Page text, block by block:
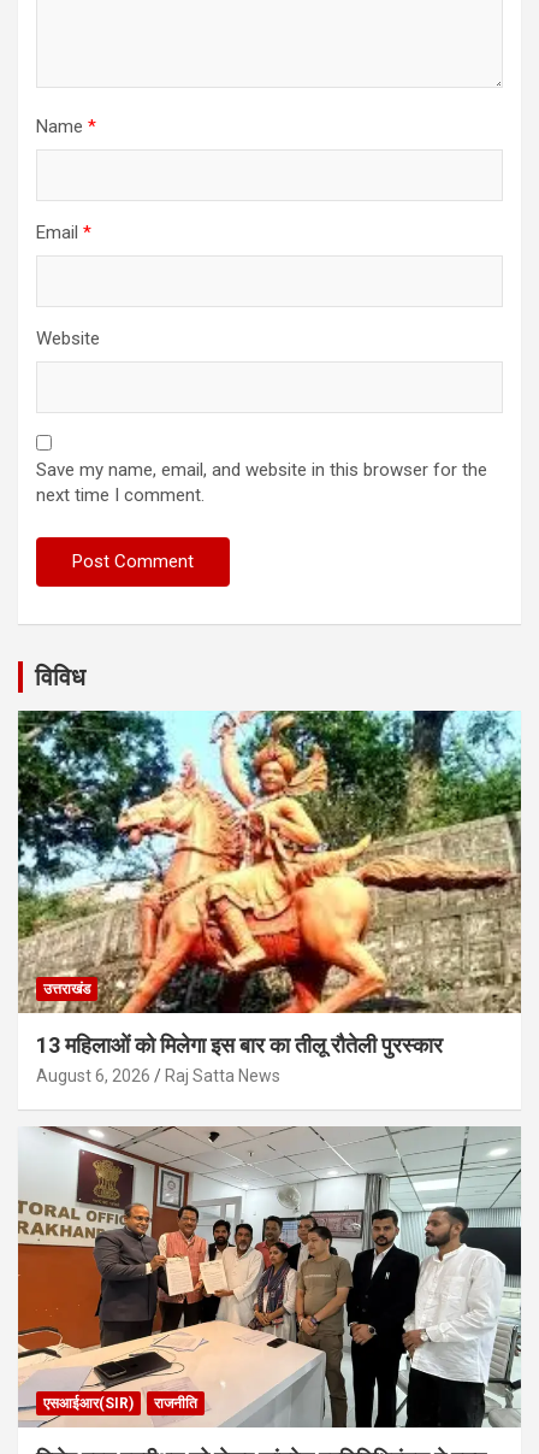
Name *
Email *
Website
Save my name, email, and website in this browser for the
next time I comment.
विविध
उत्तराखंड
13 महिलाओं को मिलेगा इस बार का तीलू रौतेली पुरस्कार
August 6, 2026 Raj Satta News
एसआईआर(SIR) राजनीति